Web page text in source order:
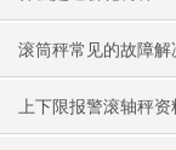
滚筒秤常见的故障
上下限报警滚轴秤资